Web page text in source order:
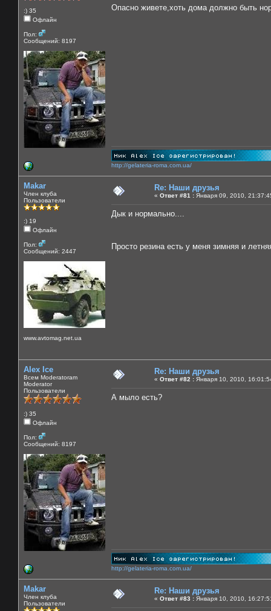
:) 35
Офлайн
Пол:
Сообщений: 8197
Опасно живете,хоть дома должно быть
http://gelateria-roma.com.ua/
Makar
Член клуба
Пользователи
:) 19
Офлайн
Пол:
Сообщений: 2447
www.avtomag.net.ua
Re: Наши друзья
« Ответ #81 : Января 09, 2010,
Дык и нормально....
Просто резина есть у меня зимняя и
Alex Ice
Всем Moderatoram
Moderator
Пользователи
:) 35
Офлайн
Пол:
Сообщений: 8197
Re: Наши друзья
« Ответ #82 : Января 10, 2010,
А мыло есть?
http://gelateria-roma.com.ua/
Makar
Член клуба
Пользователи
Re: Наши друзья
« Ответ #83 : Января 10, 2010,